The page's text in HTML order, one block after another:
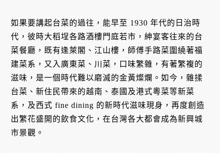
如果要講起台菜的過往，能早至 1930 年代的日治時
代，彼時大稻埕各路酒樓門庭若市，紳宴客往來的台
菜餐廳，既有逢萊閣、江山樓，師傅手路菜圍繞著福
建菜系，又入廣東菜、川菜，口味繁雜，有著繁複的
滋味，是一個時代難以磨滅的金黃燦爛。如今，雜揉
台菜、新住民帶來的越南、泰國及港式粵菜等新菜
系，及西式 fine dining 的新時代滋味現身，再度創造
出繁花盛開的飲食文化，在台灣各大都會成為新興城
市景觀。